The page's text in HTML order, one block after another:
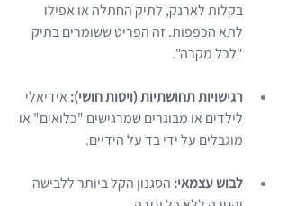
בקלות לארנק, לתיק החתלה או אפילו
לתא הכפפות. זה הפריט ששומרים בתיק
"לכל מקרה".
רגישויות תחושתיות (ויסות חושי): אידיאלי
לילדים או מבוגרים שמרגישים "כלואים" או
מוגבלים על ידי בד על הידיים.
לבוש עצמאי: הסגנון הקל ביותר ללבישה